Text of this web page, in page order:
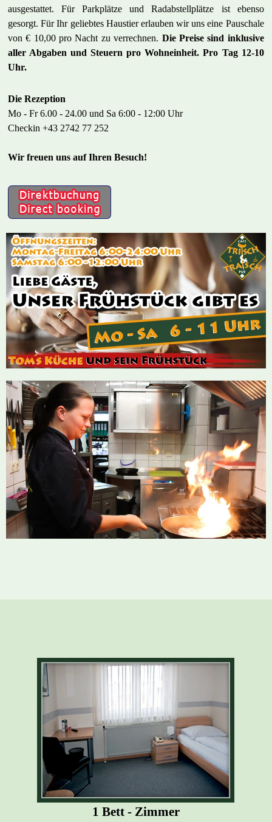
ausgestattet. Für Parkplätze und Radabstellplätze ist ebenso
gesorgt. Für Ihr geliebtes Haustier erlauben wir uns eine Pauschale
von € 10,00 pro Nacht zu verrechnen. Die Preise sind inklusive
aller Abgaben und Steuern pro Wohneinheit. Pro Tag 12-10
Uhr.
Die Rezeption
Mo - Fr 6.00 - 24.00 und Sa 6:00 - 12:00 Uhr
Checkin +43 2742 77 252
Wir freuen uns auf Ihren Besuch!
1 Bett - Zimmer